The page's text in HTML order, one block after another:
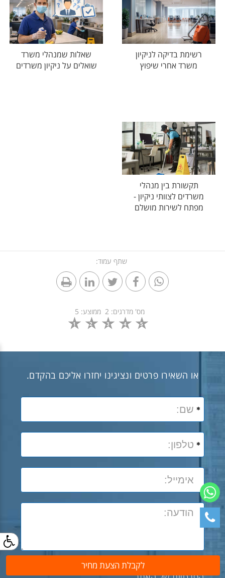
לקבלת הצעת מחיר
רשימת בדיקה לניקיון
משרד אחרי שיפוץ
שאלות שמנהלי משרד
שואלים על ניקיון משרדים
תקשורת בין מנהלי
משרדים לצוותי ניקיון -
מפתח לשירות מושלם
שתף עמוד:
מס' מדרגים:2 ממוצע: 5
1 2 3 4 5
או השאירו פרטים ונציגינו יחזרו אליכם בהקדם.
בשליחת הפרטים את/ה מאשר/ת את